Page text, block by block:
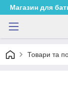
Магазин для
Товари та